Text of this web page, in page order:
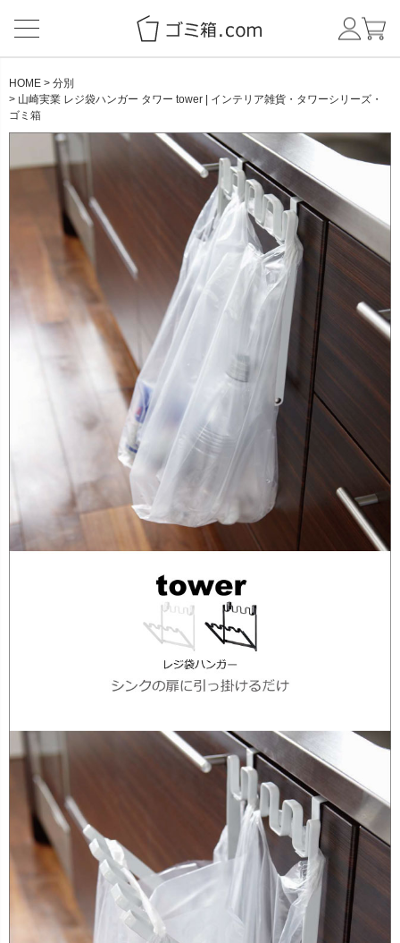
NEW ITEM
HOME
分別
山崎実業 レジ袋ハンガー タワー tower | インテリア雑貨・タワーシリーズ・
ゴミ箱